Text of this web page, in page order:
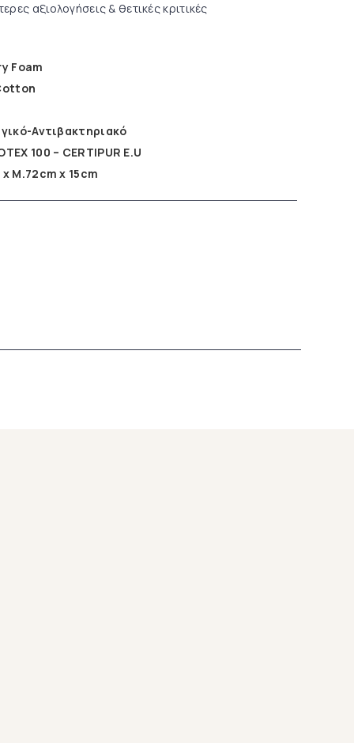
αξιολογήσεις & θετικές κριτικές
Foam
Αντιβακτηριακό
100 – CERTIPUR E.U
Μ.72cm x 15cm